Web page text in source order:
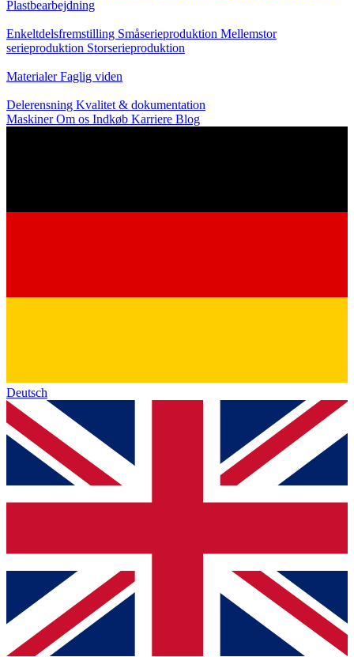
Plastbearbejdning
Enkeltdelsfremstilling Småserieproduktion Mellemstor
serieproduktion Storserieproduktion
MaterialerFaglig viden
Delerensning Kvalitet & dokumentation
MaskinerOm os Indkøb Karriere Blog
Deutsch